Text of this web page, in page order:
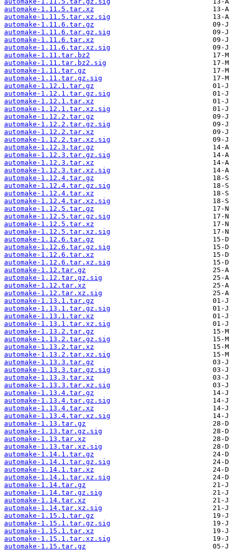
automake-1.11.5.tar.xz
automake-1.11.5.tar.xz.sig
automake-1.11.6.tar.gz
automake-1.11.6.tar.gz.sig
automake-1.11.6.tar.xz
automake-1.11.6.tar.xz.sig
automake-1.11.tar.bz2
automake-1.11.tar.bz2.sig
automake-1.11.tar.gz
automake-1.11.tar.gz.sig
automake-1.12.1.tar.gz
automake-1.12.1.tar.gz.sig
automake-1.12.1.tar.xz
automake-1.12.1.tar.xz.sig
automake-1.12.2.tar.gz
automake-1.12.2.tar.gz.sig
automake-1.12.2.tar.xz
automake-1.12.2.tar.xz.sig
automake-1.12.3.tar.gz
automake-1.12.3.tar.gz.sig
automake-1.12.3.tar.xz
automake-1.12.3.tar.xz.sig
automake-1.12.4.tar.gz
automake-1.12.4.tar.gz.sig
automake-1.12.4.tar.xz
automake-1.12.4.tar.xz.sig
automake-1.12.5.tar.gz
automake-1.12.5.tar.gz.sig
automake-1.12.5.tar.xz
automake-1.12.5.tar.xz.sig
automake-1.12.6.tar.gz
automake-1.12.6.tar.gz.sig
automake-1.12.6.tar.xz
automake-1.12.6.tar.xz.sig
automake-1.12.tar.gz
automake-1.12.tar.gz.sig
automake-1.12.tar.xz
automake-1.12.tar.xz.sig
automake-1.13.1.tar.gz
automake-1.13.1.tar.gz.sig
automake-1.13.1.tar.xz
automake-1.13.1.tar.xz.sig
automake-1.13.2.tar.gz
automake-1.13.2.tar.gz.sig
automake-1.13.2.tar.xz
automake-1.13.2.tar.xz.sig
automake-1.13.3.tar.gz
automake-1.13.3.tar.gz.sig
automake-1.13.3.tar.xz
automake-1.13.3.tar.xz.sig
automake-1.13.4.tar.gz
automake-1.13.4.tar.gz.sig
automake-1.13.4.tar.xz
automake-1.13.4.tar.xz.sig
automake-1.13.tar.gz
automake-1.13.tar.gz.sig
automake-1.13.tar.xz
automake-1.13.tar.xz.sig
automake-1.14.1.tar.gz
automake-1.14.1.tar.gz.sig
automake-1.14.1.tar.xz
automake-1.14.1.tar.xz.sig
automake-1.14.tar.gz
automake-1.14.tar.gz.sig
automake-1.14.tar.xz
automake-1.14.tar.xz.sig
automake-1.15.1.tar.gz
automake-1.15.1.tar.gz.sig
automake-1.15.1.tar.xz
automake-1.15.1.tar.xz.sig
automake-1.15.tar.gz